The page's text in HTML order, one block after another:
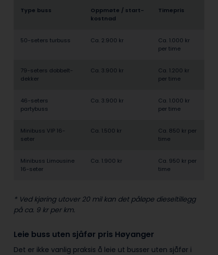
Type buss
Oppmøte / start­
kostnad
Timepris
50-seters turbuss Ca. 2.900 kr
Ca. 1.000 kr
per time
79-seters dobbelt­
dekker
Ca. 3.900 kr
Ca. 1.200 kr
per time
46-seters
partybuss
Ca. 3.900 kr
Ca. 1.000 kr
per time
Minibuss VIP 16-
seter
Ca. 1.500 kr
Ca. 850 kr per
time
Minibuss Limousine
16-seter
Ca. 1.900 kr
Ca. 950 kr per
time
* Ved kjøring utover 20 mil kan det påløpe dieseltillegg
på ca. 9 kr per km.
Leie buss uten sjåfør pris Høyanger
Det er ikke vanlig praksis å leie ut busser uten sjåfør i